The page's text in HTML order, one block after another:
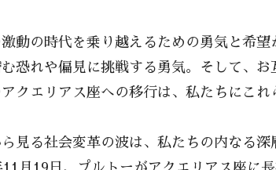
動の時代を乗り越えるための勇気と希
恐れや偏見に挑戦する勇気。そして、
クエリアス座への移行は、私たちにこれ
見る社会変革の波は、私たちの内なる